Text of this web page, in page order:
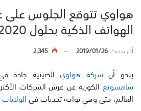
هواوي تتوقع الجلوس
الهواتف الذكية بحلول 2020
أخر تحديث2019/01/26
2,345
يبدو أن شركة هواويالصينية جادة
سامسونغ الكورية عن عرش الشركات
العالم، حتى وهي تواجه تحديات في